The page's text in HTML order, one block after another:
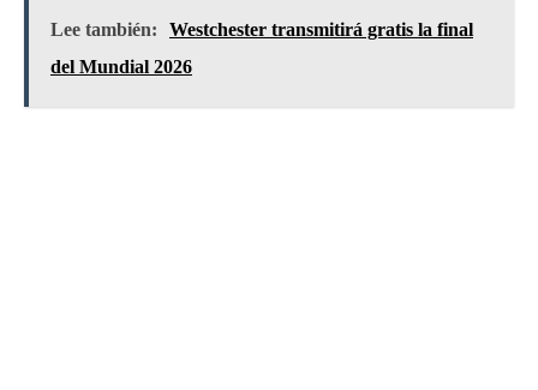
Lee también:
Westchester transmitirá gratis la final
del Mundial 2026